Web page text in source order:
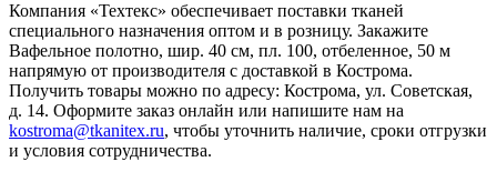
Компания «Техтекс» обеспечивает поставки тканей
специального назначения оптом и в розницу. Закажите
Вафельное полотно, шир. 40 см, пл. 100, отбеленное, 50 м
напрямую от производителя с доставкой в Кострома.
Получить товары можно по адресу: Кострома, ул. Советская,
д. 14. Оформите заказ онлайн или напишите нам на
kostroma@tkanitex.ru, чтобы уточнить наличие, сроки отгрузки
и условия сотрудничества.